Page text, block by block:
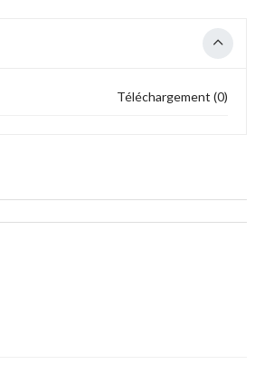
Téléchargement (0)